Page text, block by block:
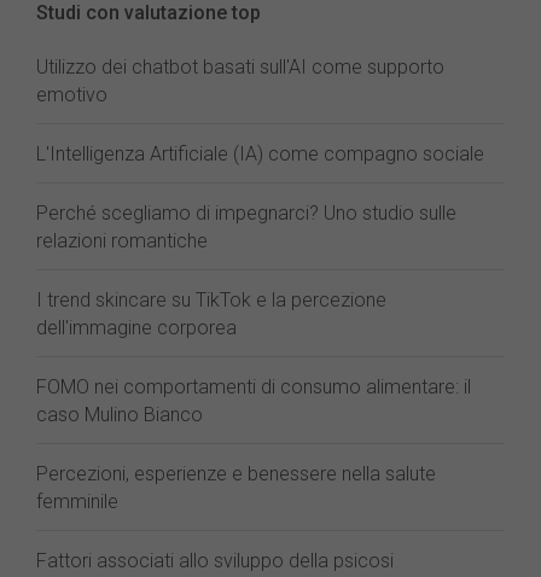
Studi con valutazione top
Utilizzo dei chatbot basati sull'AI come supporto
emotivo
L'Intelligenza Artificiale (IA) come compagno sociale
Perché scegliamo di impegnarci? Uno studio sulle
relazioni romantiche
I trend skincare su TikTok e la percezione
dell'immagine corporea
FOMO nei comportamenti di consumo alimentare: il
caso Mulino Bianco
Percezioni, esperienze e benessere nella salute
femminile
Fattori associati allo sviluppo della psicosi